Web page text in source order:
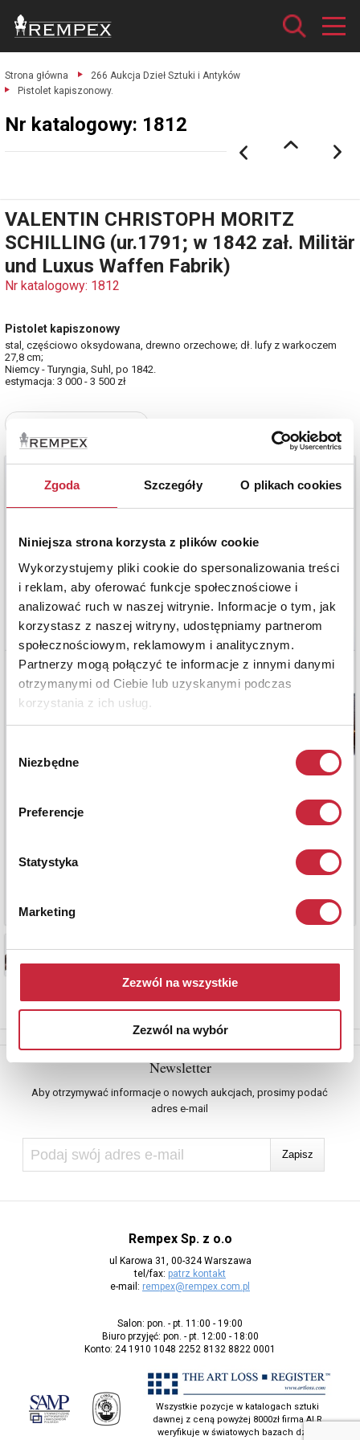
Zgoda Szczegóły O plikach cookies
Niniejsza strona korzysta z plików cookie
Wykorzystujemy pliki cookie do spersonalizowania treści
i reklam, aby oferować funkcje społecznościowe i
analizować ruch w naszej witrynie. Informacje o tym, jak
korzystasz z naszej witryny, udostępniamy partnerom
społecznościowym, reklamowym i analitycznym.
Partnerzy mogą połączyć te informacje z innymi danymi
otrzymanymi od Ciebie lub uzyskanymi podczas
korzystania z ich usług.
zgody
Niezbędne
Preferencje
Statystyka
Marketing
Zezwól na wszystkie
Zezwól na wybór
Strona główna
266 Aukcja Dzieł Sztuki i Antyków
Pistolet kapiszonowy.
Nr katalogowy: 1812
VALENTIN CHRISTOPH MORITZ
SCHILLING (ur.1791; w 1842 zał. Militär
und Luxus Waffen Fabrik)
Nr katalogowy: 1812
Pistolet kapiszonowy
stal, częściowo oksydowana, drewno orzechowe; dł. lufy z warkoczem
27,8 cm;
Niemcy - Turyngia, Suhl, po 1842.
estymacja: 3 000 - 3 500 zł
Newsletter
Aby otrzymywać informacje o nowych aukcjach, prosimy podać
adres e-mail
Rempex Sp. z o.o
ul Karowa 31, 00-324 Warszawa
tel/fax: patrz kontakt
e-mail: rempex@rempex.com.pl
Salon: pon. - pt. 11:00 - 19:00
Biuro przyjęć: pon. - pt. 12:00 - 18:00
Konto: 24 1910 1048 2252 8132 8822 0001
Wszystkie pozycje w katalogach sztuki
dawnej z ceną powyżej 8000zł firma ALR
weryfikuje w światowych bazach dzieł